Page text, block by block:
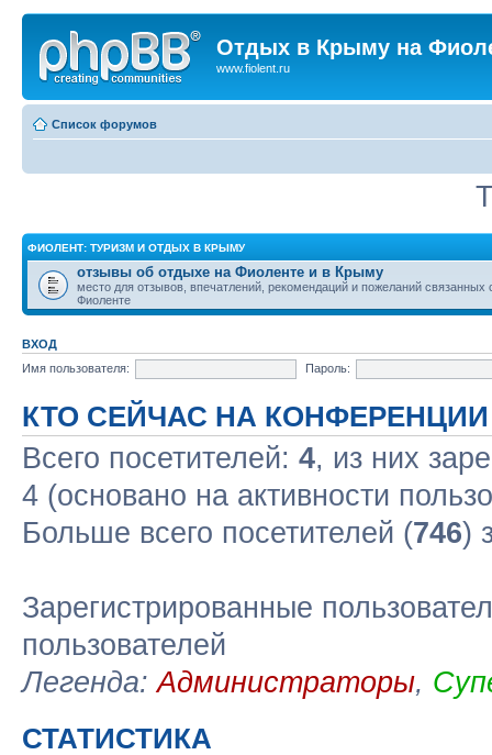
Отдых в Крыму на
www.fiolent.ru
Список форумов
ФИОЛЕНТ: ТУРИЗМ И ОТДЫХ В КРЫМУ
отзывы об отдыхе на Фиоленте и в Крыму
место для отзывов, впечатлений, рекомендаций и пожеланий связанных
Фиоленте
ВХОД
Имя пользователя:
Пароль:
КТО СЕЙЧАС НА КОНФЕРЕНЦИИ
Всего посетителей: 4, из них
4 (основано на активности
Больше всего посетителей (746)
Зарегистрированные
пользователей
Легенда:Администраторы,
СТАТИСТИКА